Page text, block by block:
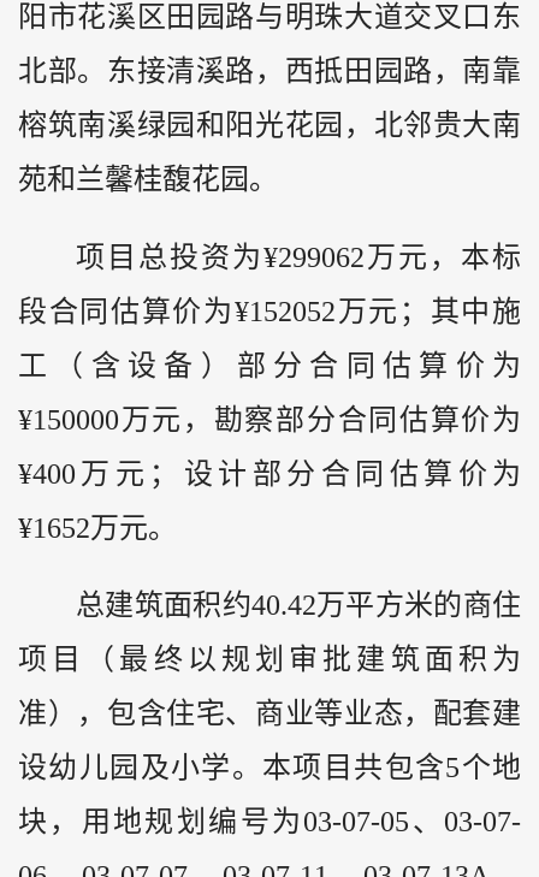
阳市花溪区田园路与明珠大道交叉口东
北部。东接清溪路，西抵田园路，南靠
榕筑南溪绿园和阳光花园，北邻贵大南
苑和兰馨桂馥花园。
项目总投资为¥299062万元，本标
段合同估算价为¥152052万元；其中施
工（含设备）部分合同估算价为
¥150000万元，勘察部分合同估算价为
¥400万元；设计部分合同估算价为
¥1652万元。
总建筑面积约40.42万平方米的商住
项目（最终以规划审批建筑面积为
准），包含住宅、商业等业态，配套建
设幼儿园及小学。本项目共包含5个地
块，用地规划编号为03-07-05、03-07-